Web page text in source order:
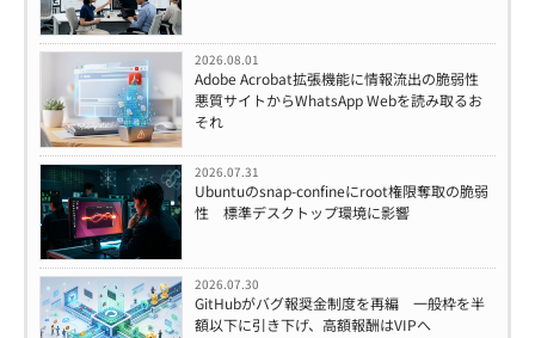
2026.08.01
Adobe Acrobat拡張機能に情報流出の脆弱性
悪質サイトからWhatsApp Webを読み取るお
それ
2026.07.31
Ubuntuのsnap-confineにroot権限奪取の脆弱
性 標準デスクトップ環境に影響
2026.07.30
GitHubがバグ報奨金制度を再編 一般枠を半
額以下に引き下げ、高額報酬はVIPへ